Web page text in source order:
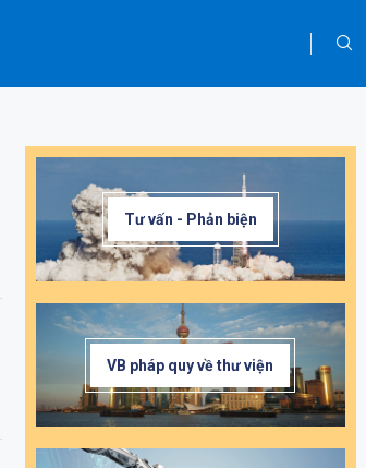
Tư vấn - Phản biện
VB pháp quy về thư viện